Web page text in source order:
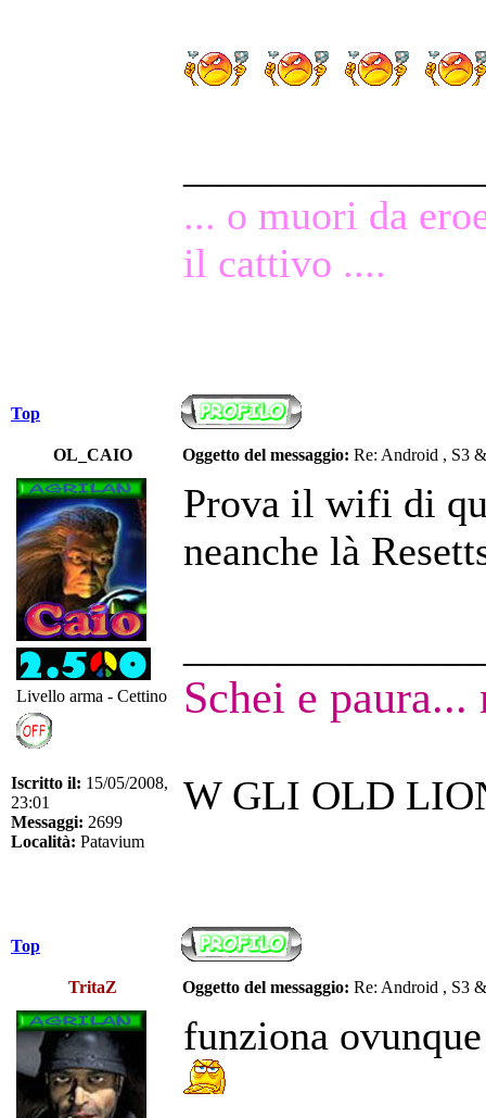
... o muori da
il cattivo ....
Top
OL_CAIO Oggetto del messaggio: Re: Android , S3
Livello arma - Cettino
Iscritto il: 15/05/2008,
23:01
Messaggi: 2699
Località: Patavium
Prova il wifi di
neanche là
Schei e
W GLI OLD
Top
TritaZ Oggetto del messaggio: Re: Android , S3
funziona